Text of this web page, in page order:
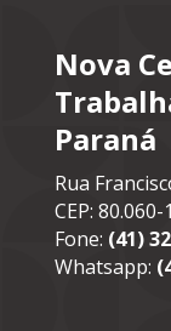
Nova
Paraná
Rua
CEP:
Fone: (41)
Whatsapp: